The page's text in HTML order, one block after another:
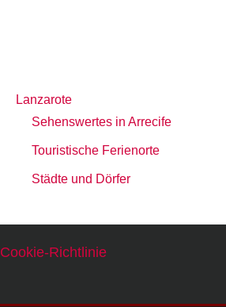
Lanzarote
Sehenswertes in Arrecife
Touristische Ferienorte
Städte und Dörfer
Cookie-Richtlinie